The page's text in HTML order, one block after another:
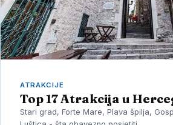
ATRAKCIJE
Top 17 Atrakcija u
Stari grad, Forte Mare, Plava špilja,